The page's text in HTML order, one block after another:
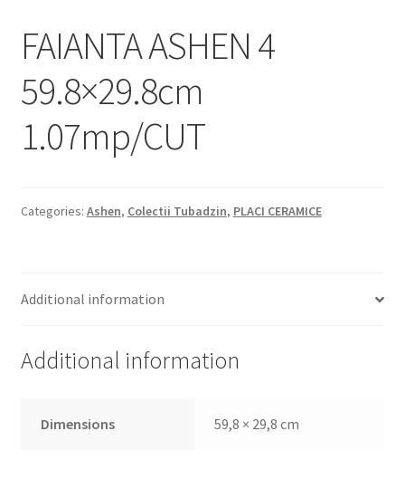
Plata si Livrare
Politică de confidențialitate
Politica de cookie
Plată
FAIANTA ASHEN 4
59.8×29.8cm
1.07mp/CUT
Categories: Ashen, Colectii Tubadzin, PLACI CERAMICE
Additional information
Additional information
Dimensions 59,8 × 29,8 cm